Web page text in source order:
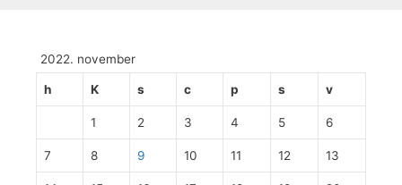
2022. november
h K s c p s v
1 2 3 4 5 6
7 8 9 10 11 12 13